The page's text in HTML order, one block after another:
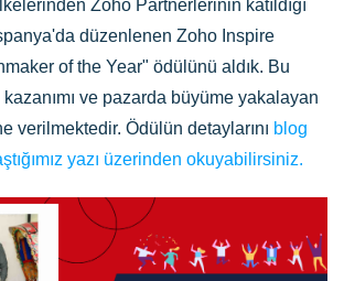
Zoho Partnerlerinin katıldığı
düzenlenen Zoho Inspire
of the Year" ödülünü aldık. Bu
ve pazarda büyüme yakalayan
verilmektedir. Ödülün detaylarını blog
yazı üzerinden okuyabilirsiniz.